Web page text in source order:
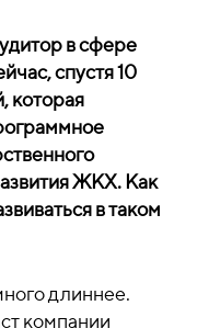
в сфере
спустя 10
которая
ЖКХ. Как
в таком
длиннее.
компании